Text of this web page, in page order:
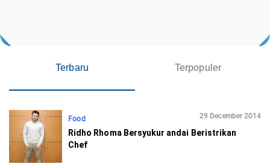
Terbaru Terpopuler
Food 29 December 2014
Ridho Rhoma Bersyukur andai Beristrikan
Chef